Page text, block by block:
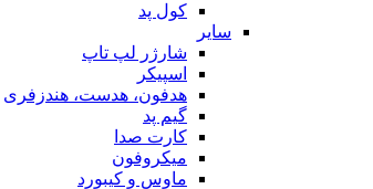
کول پد
سایر
شارژر لپ تاپ
اسپیکر
هدفون، هدست، هندزفری
گیم پد
کارت صدا
میکروفون
ماوس و کیبورد